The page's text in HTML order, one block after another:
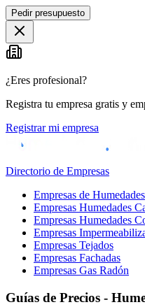
+
−
Pedir presupuesto
¿Eres profesional?
Registra tu empresa gratis y
Registrar mi empresa
Directorio de Empresas
Empresas de Humedades
Empresas Humedades
Empresas Humedades
Empresas
Empresas Tejados
Empresas Fachadas
Empresas Gas Radón
Guías de Precios -